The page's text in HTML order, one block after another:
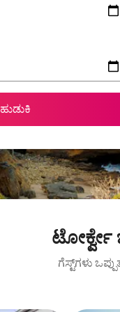
ಹುಡುಕಿ
ಗೆಸ್ಟ್‌ಗಳು